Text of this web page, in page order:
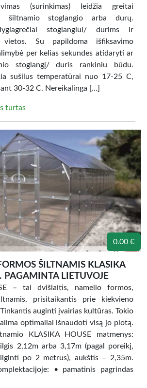
(surinkimas) leidžia greitai
šiltnamio stoglangio arba durų.
stoglangiui/ durims ir
vietos. Su papildoma išfiksavimo
per kelias sekundes atidaryti ar
stoglangį/ duris rankiniu būdu.
sušilus temperatūrai nuo 17-25 C,
30-32 C. Nereikalinga […]
turtas
0.00 €
ŠILTNAMIS KLASIKA
PAGAMINTA LIETUVOJE
– tai dvišlaitis, namelio formos,
prisitaikantis prie kiekvieno
auginti įvairias kultūras. Tokio
optimaliai išnaudoti visą jo plotą.
KLASIKA HOUSE matmenys:
2,12m arba 3,17m (pagal poreikį,
po 2 metrus), aukštis – 2,35m.
• pamatinis pagrindas